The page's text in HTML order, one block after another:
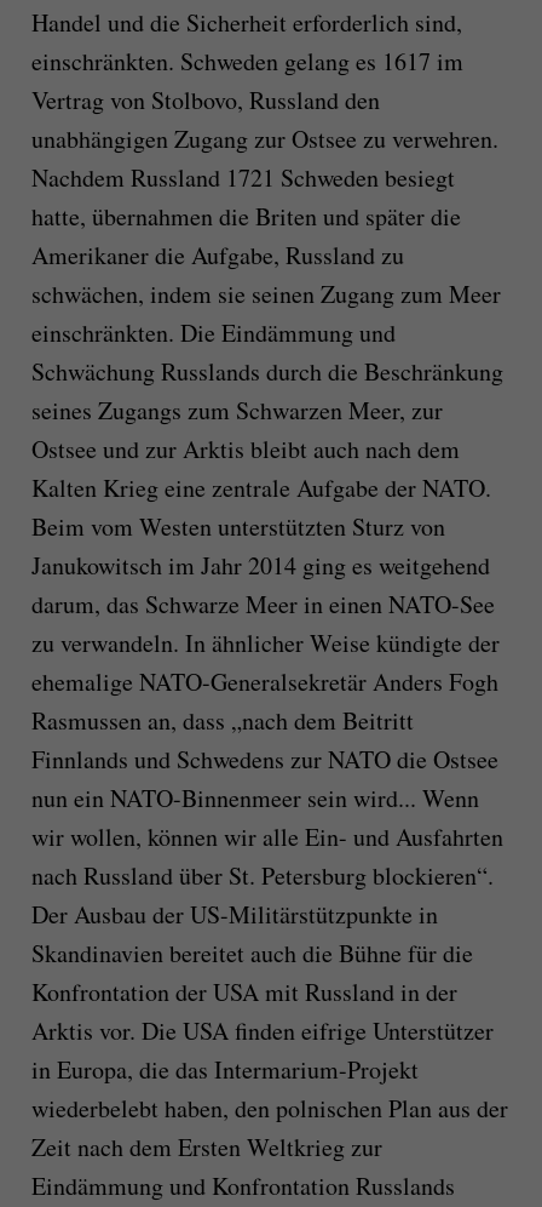
Handel und die Sicherheit erforderlich sind,
einschränkten. Schweden gelang es 1617 im
Vertrag von Stolbovo, Russland den
unabhängigen Zugang zur Ostsee zu verwehren.
Nachdem Russland 1721 Schweden besiegt
hatte, übernahmen die Briten und später die
Amerikaner die Aufgabe, Russland zu
schwächen, indem sie seinen Zugang zum Meer
einschränkten. Die Eindämmung und
Schwächung Russlands durch die Beschränkung
seines Zugangs zum Schwarzen Meer, zur
Ostsee und zur Arktis bleibt auch nach dem
Kalten Krieg eine zentrale Aufgabe der NATO.
Beim vom Westen unterstützten Sturz von
Janukowitsch im Jahr 2014 ging es weitgehend
darum, das Schwarze Meer in einen NATO-See
zu verwandeln. In ähnlicher Weise kündigte der
ehemalige NATO-Generalsekretär Anders Fogh
Rasmussen an, dass „nach dem Beitritt
Finnlands und Schwedens zur NATO die Ostsee
nun ein NATO-Binnenmeer sein wird... Wenn
wir wollen, können wir alle Ein- und Ausfahrten
nach Russland über St. Petersburg blockieren“.
Der Ausbau der US-Militärstützpunkte in
Skandinavien bereitet auch die Bühne für die
Konfrontation der USA mit Russland in der
Arktis vor. Die USA finden eifrige Unterstützer
in Europa, die das Intermarium-Projekt
wiederbelebt haben, den polnischen Plan aus der
Zeit nach dem Ersten Weltkrieg zur
Eindämmung und Konfrontation Russlands